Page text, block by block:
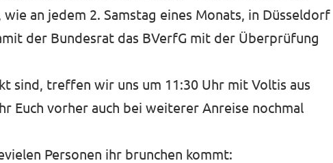
an jedem 2. Samstag eines Monats, in Düsseldorf
der Bundesrat das BVerfG mit der Überprüfung
sind, treffen wir uns um 11:30 Uhr mit Voltis aus
Euch vorher auch bei weiterer Anreise nochmal
Personen ihr brunchen kommt: